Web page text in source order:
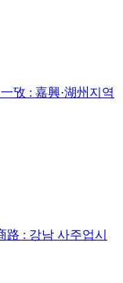
攷 : 嘉興·湖州지역
: 강남 사주업시